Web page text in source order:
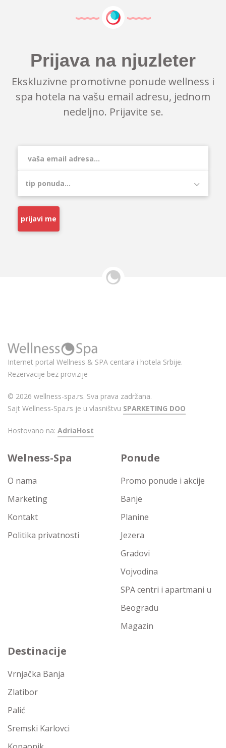
Prijava na njuzleter
Ekskluzivne promotivne ponude wellness i
spa hotela na vašu email adresu, jednom
nedeljno. Prijavite se.
prijavi me
Internet portal Wellness & SPA centara i hotela Srbije.
Rezervacije bez provizije
© 2026 wellness-spa.rs. Sva prava zadržana.
Sajt Wellness-Spa.rs je u vlasništvu SPARKETING DOO
Hostovano na: AdriaHost
Welness-Spa
O nama
Marketing
Kontakt
Politika privatnosti
Ponude
Promo ponude i akcije
Banje
Planine
Jezera
Gradovi
Vojvodina
SPA centri i apartmani u
Beogradu
Magazin
Destinacije
Vrnjačka Banja
Zlatibor
Palić
Sremski Karlovci